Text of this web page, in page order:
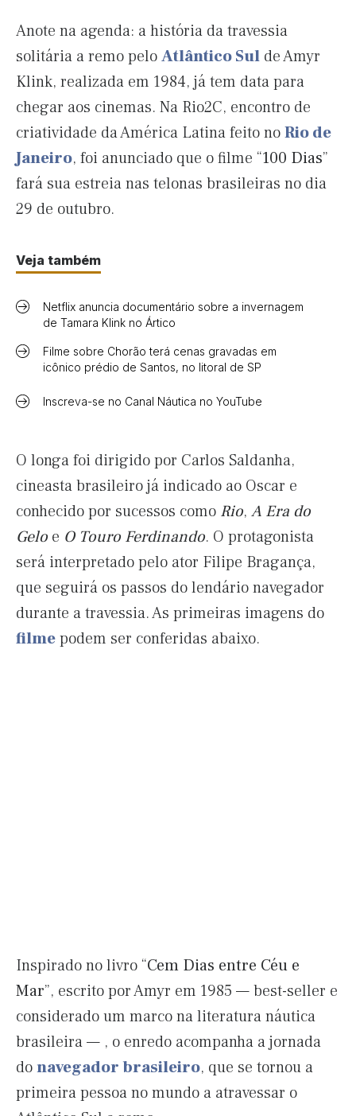
Anote na agenda: a história da travessia
solitária a remo peloAtlântico Sul de Amyr
Klink, realizada em 1984, já tem data para
chegar aos cinemas. Na Rio2C, encontro de
criatividade da América Latina feito noRio de
Janeiro, foi anunciado que o filme “100 Dias”
fará sua estreia nas telonas brasileiras no dia
29 de outubro.
Veja também
Netflix anuncia documentário sobre a invernagem
de Tamara Klink no Ártico
Filme sobre Chorão terá cenas gravadas em
icônico prédio de Santos, no litoral de SP
Inscreva-se no Canal Náutica no YouTube
O longa foi dirigido por Carlos Saldanha,
cineasta brasileiro já indicado ao Oscar e
conhecido por sucessos como Rio, A Era do
Gelo e O Touro Ferdinando. O protagonista
será interpretado pelo ator Filipe Bragança,
que seguirá os passos do lendário navegador
durante a travessia. As primeiras imagens do
filmepodem ser conferidas abaixo.
Inspirado no livro “Cem Dias entre Céu e
Mar”, escrito por Amyr em 1985 — best-seller e
considerado um marco na literatura náutica
brasileira — , o enredo acompanha a jornada
donavegador brasileiro, que se tornou a
primeira pessoa no mundo a atravessar o